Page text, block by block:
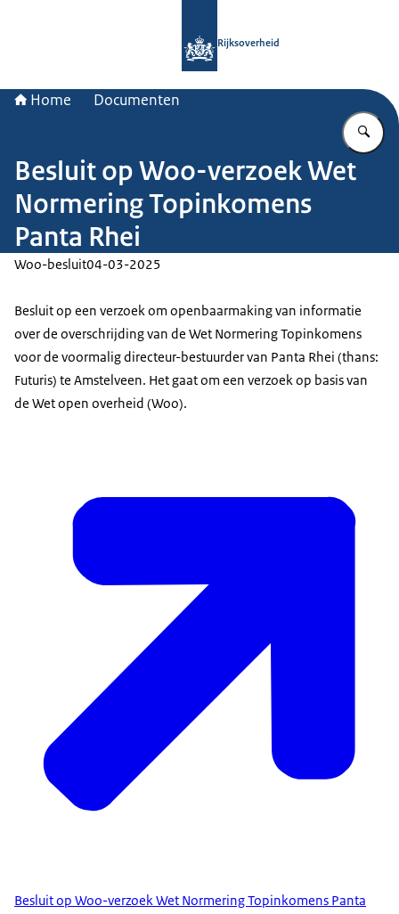
Rijksoverheid
Home Documenten
Besluit op Woo-verzoek Wet
Normering Topinkomens
Panta Rhei
Woo-besluit04-03-2025
Besluit op een verzoek om openbaarmaking van informatie
over de overschrijding van de Wet Normering Topinkomens
voor de voormalig directeur-bestuurder van Panta Rhei (thans:
Futuris) te Amstelveen. Het gaat om een verzoek op basis van
de Wet open overheid (Woo).
Besluit op Woo-verzoek Wet Normering Topinkomens Panta